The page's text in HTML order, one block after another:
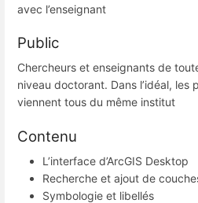
avec l’enseignant
Public
Chercheurs et enseignants de
niveau doctorant. Dans l’idéal, les
viennent tous du même institut
Contenu
L’interface d’ArcGIS Desktop
Recherche et ajout de
Symbologie et libellés